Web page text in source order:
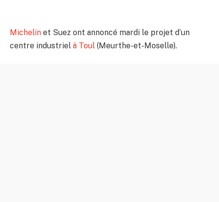
Michelin et Suez ont annoncé mardi le projet d’un
centre industriel à Toul (Meurthe-et-Moselle).